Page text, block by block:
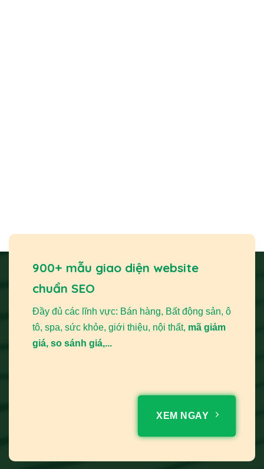
900+ mẫu giao diện website
chuẩn SEO
Đầy đủ các lĩnh vực: Bán hàng, Bất động sản, ô
tô, spa, sức khỏe, giới thiệu, nội thất, mã giảm
giá, so sánh giá,...
XEM NGAY